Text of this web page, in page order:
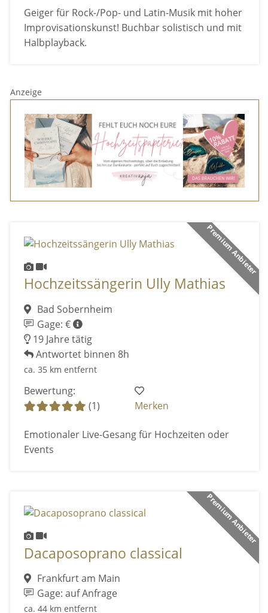
Geiger für Rock-/Pop- und Latin-Musik mit hoher
Improvisationskunst! Buchbar solistisch und mit
Halbplayback.
Anzeige
Premium Anbieter
Hochzeitssängerin Ully Mathias
Bad Sobernheim
Gage: €
19 Jahre tätig
Antwortet binnen 8h
ca. 35 km entfernt
Bewertung:
(1)
Merken
Emotionaler Live-Gesang für Hochzeiten oder
Events
Premium Anbieter
Dacaposoprano classical
Frankfurt am Main
Gage: auf Anfrage
ca. 44 km entfernt